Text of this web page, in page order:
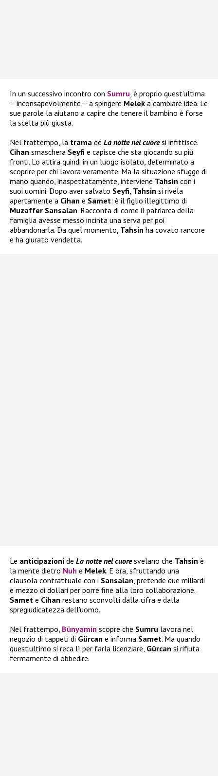
In un successivo incontro con Sumru, è proprio quest’ultima
– inconsapevolmente – a spingere Melek a cambiare idea. Le
sue parole la aiutano a capire che tenere il bambino è forse
la scelta più giusta.
Nel frattempo, la trama de La notte nel cuoresi infittisce.
Cihan smaschera Seyfi e capisce che sta giocando su più
fronti. Lo attira quindi in un luogo isolato, determinato a
scoprire per chi lavora veramente. Ma la situazione sfugge di
mano quando, inaspettatamente, interviene Tahsin con i
suoi uomini. Dopo aver salvato Seyfi, Tahsin si rivela
apertamente a Cihan e Samet: è il figlio illegittimo di
Muzaffer Sansalan. Racconta di come il patriarca della
famiglia avesse messo incinta una serva per poi
abbandonarla. Da quel momento, Tahsin ha covato rancore
e ha giurato vendetta.
Le anticipazioni de La notte nel cuoresvelano che Tahsin è
la mente dietro Nuh e Melek. E ora, sfruttando una
clausola contrattuale con i Sansalan, pretende due miliardi
e mezzo di dollari per porre fine alla loro collaborazione.
Samet e Cihan restano sconvolti dalla cifra e dalla
spregiudicatezza dell’uomo.
Nel frattempo, Bünyamin scopre che Sumru lavora nel
negozio di tappeti di Gürcan e informa Samet. Ma quando
quest’ultimo si reca lì per farla licenziare, Gürcan si rifiuta
fermamente di obbedire.